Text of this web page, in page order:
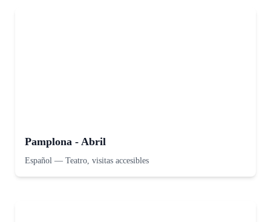
Pamplona - Abril
Español — Teatro, visitas accesibles